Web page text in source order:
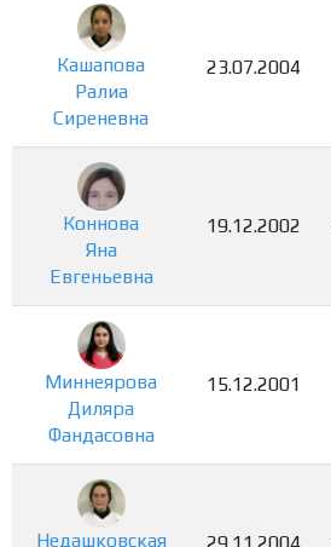
Кашапова
Ралиа
Сиреневна
23.07.2004
Коннова
Яна
Евгеньевна
19.12.2002
Миннеярова
Диляра
Фандасовна
15.12.2001
Недашковская